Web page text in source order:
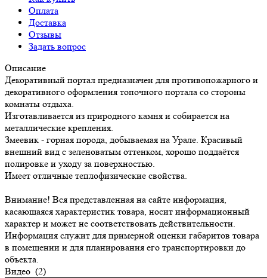
Оплата
Доставка
Отзывы
Задать вопрос
Описание
Декоративный портал предназначен для противопожарного и
декоративного оформления топочного портала со стороны
комнаты отдыха.
Изготавливается из природного камня и собирается на
металлические крепления.
Змеевик - горная порода, добываемая на Урале. Красивый
внешний вид с зеленоватым оттенком, хорошо поддаётся
полировке и уходу за поверхностью.
Имеет отличные теплофизические свойства.
Внимание! Вся представленная на сайте информация,
касающаяся характеристик товара, носит информационный
характер и может не соответствовать действительности.
Информация служит для примерной оценки габаритов товара
в помещении и для планирования его транспортировки до
объекта.
Видео (2)